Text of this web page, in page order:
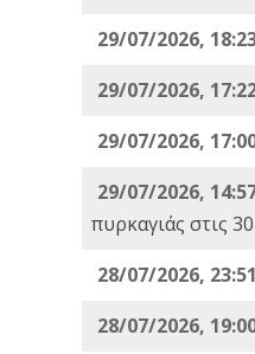
29/07/2026,
29/07/2026,
29/07/2026,
29/07/2026,
πυρκαγιάς στις
28/07/2026,
28/07/2026,